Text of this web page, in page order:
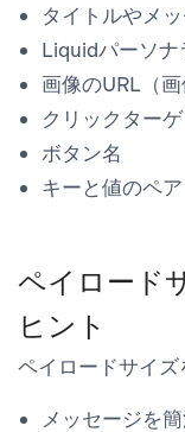
タイトルやメ
Liquidパーソ
画像のURL（
クリックター
ボタン名
キーと値のペア
ペイロード
ヒント
ペイロードサイズ
メッセージを